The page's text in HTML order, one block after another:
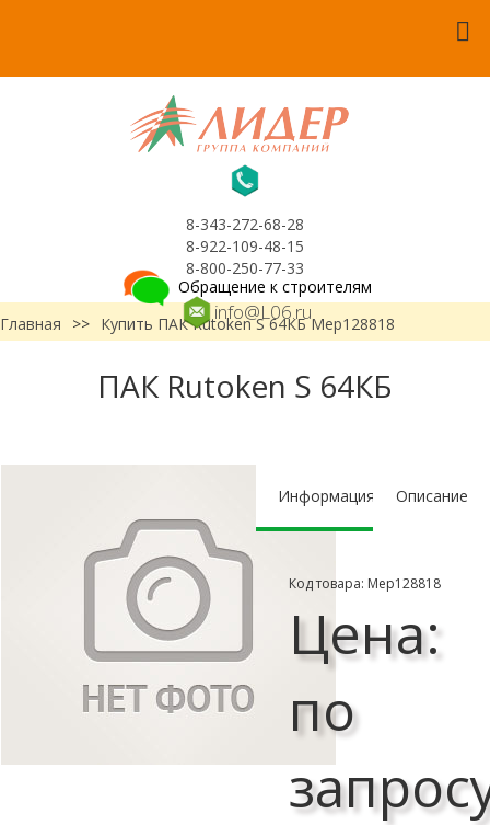
8-343-272-68-28
8-922-109-48-15
8-800-250-77-33
info@L06.ru
Обращение к строителям
Главная
>> Купить ПАК Rutoken S 64КБ Мер128818
ПАК Rutoken S 64КБ
Информация Описание
Код товара: Мер128818
Цена:
по